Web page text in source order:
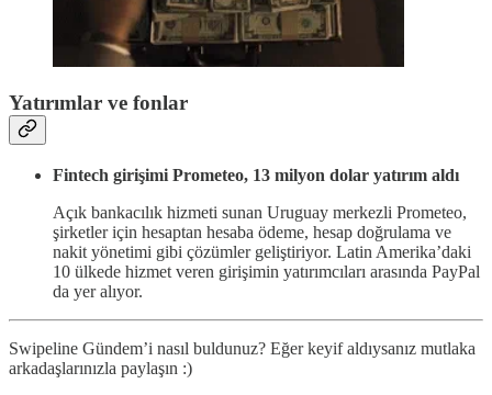
Yatırımlar ve fonlar
Fintech girişimi Prometeo, 13 milyon dolar yatırım aldı
Açık bankacılık hizmeti sunan Uruguay merkezli Prometeo,
şirketler için hesaptan hesaba ödeme, hesap doğrulama ve
nakit yönetimi gibi çözümler geliştiriyor. Latin Amerika’daki
10 ülkede hizmet veren girişimin yatırımcıları arasında PayPal
da yer alıyor.
Swipeline Gündem’i nasıl buldunuz? Eğer keyif aldıysanız mutlaka
arkadaşlarınızla paylaşın :)